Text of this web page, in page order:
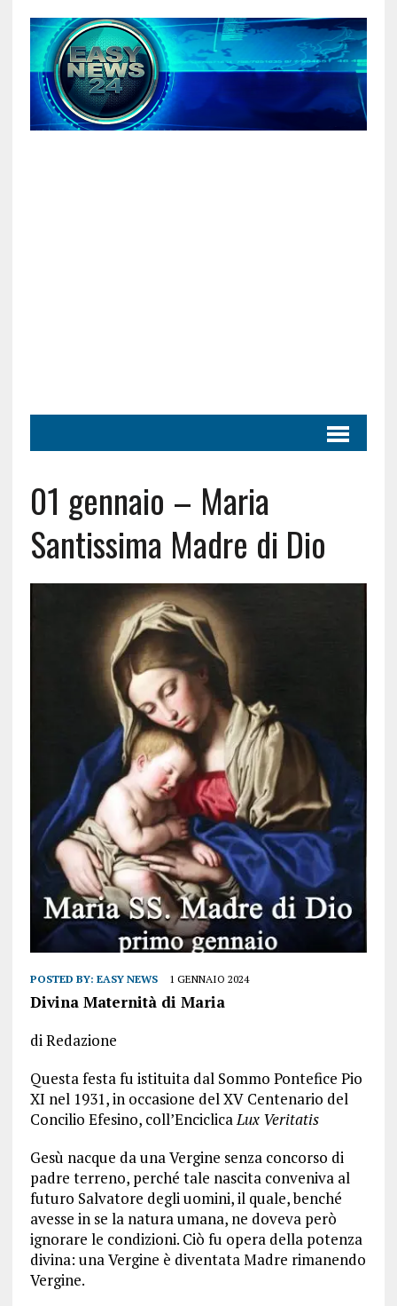
01 gennaio – Maria
Santissima Madre di Dio
POSTED BY: EASY NEWS 1 GENNAIO 2024
Divina Maternità di Maria
di Redazione
Questa festa fu istituita dal Sommo Pontefice Pio
XI nel 1931, in occasione del XV Centenario del
Concilio Efesino, coll’EnciclicaLux Veritatis
Gesù nacque da una Vergine senza concorso di
padre terreno, perché tale nascita conveniva al
futuro Salvatore degli uomini, il quale, benché
avesse in se la natura umana, ne doveva però
ignorare le condizioni. Ciò fu opera della potenza
divina: una Vergine è diventata Madre rimanendo
Vergine.